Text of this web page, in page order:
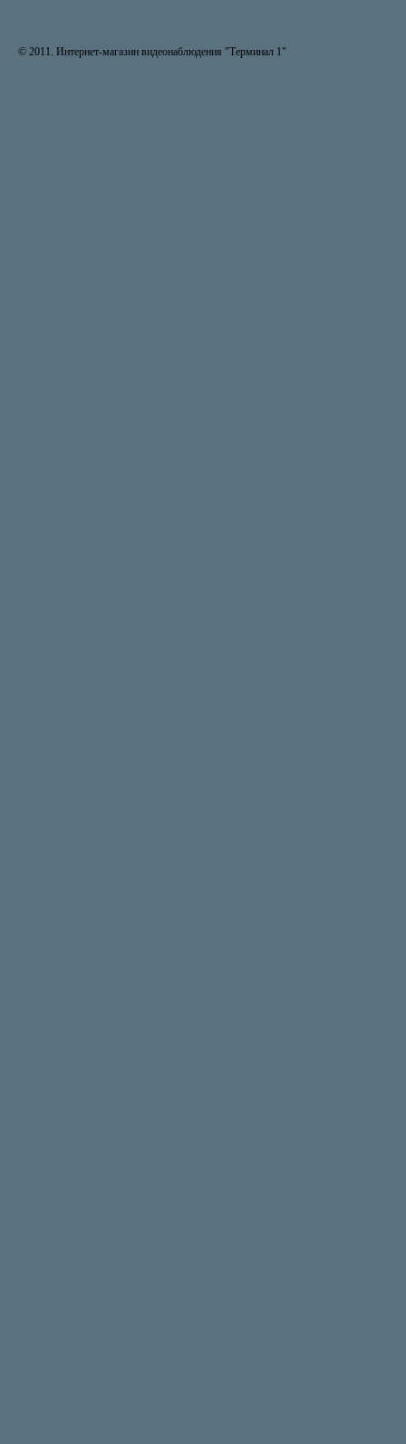
© 2011. Интернет-магазин видеонаблюдения "Терминал 1"